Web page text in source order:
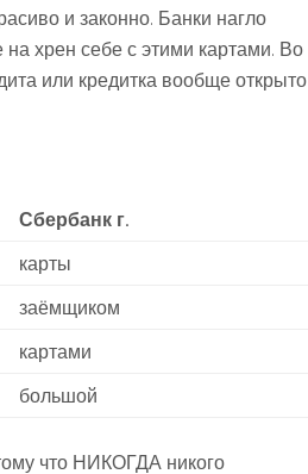
и законно. Банки нагло
хрен себе с этими картами. Во
или кредитка вообще открыто
Сбербанк г.
карты
заёмщиком
картами
большой
что НИКОГДА никого